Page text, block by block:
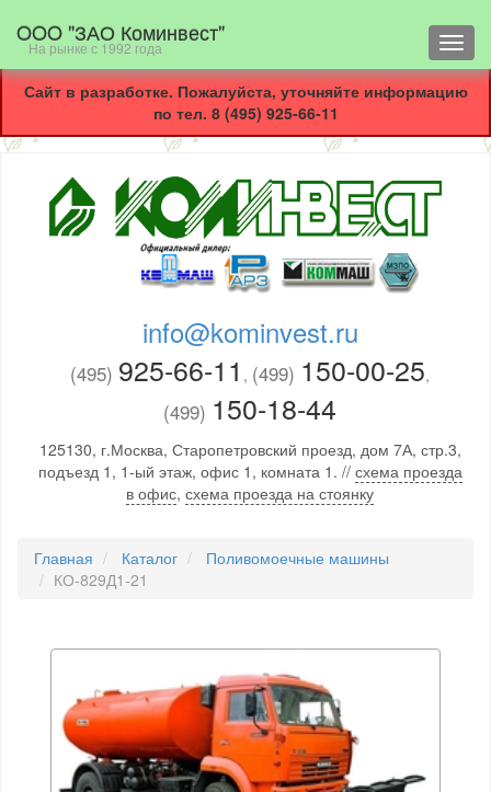
OOO "ЗАО Коминвест"
На рынке с 1992 года
Сайт в разработке. Пожалуйста, уточняйте информацию
по тел. 8 (495) 925-66-11
info@kominvest.ru
(495) 925-66-11 , (499) 150-00-25,
(499) 150-18-44
125130, г.Москва, Старопетровский проезд, дом 7А, стр.3,
подъезд 1, 1-ый этаж, офис 1, комната 1. // схема проезда
в офис, схема проезда на стоянку
Главная Каталог
Поливомоечные машины
КО-829Д1-21